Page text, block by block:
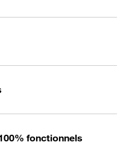
fonctionnels